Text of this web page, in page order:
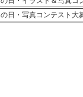
日・写真コンテスト大